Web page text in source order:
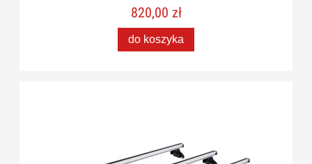
820,00 zł
do koszyka